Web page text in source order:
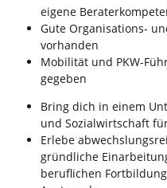
eigene
Gute Organisations-
vorhanden
Mobilität und PKW-
gegeben
Bring dich in einem
und Sozialwirtschaft
Erlebe
gründliche
beruflichen